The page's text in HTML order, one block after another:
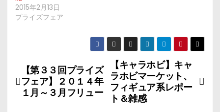
2015年2月13日
プライズフェア
投
稿
【キャラホビ】キャ
ラホビマーケット、
フィギュア系レポー
ト＆雑感
【第３３回プライズ
フェア】２０１４年
１月～３月フリュー